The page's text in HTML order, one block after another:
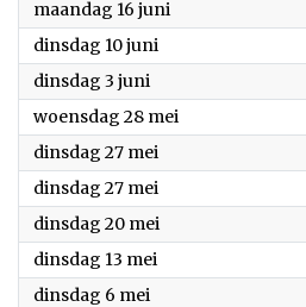
maandag 16 juni
dinsdag 10 juni
dinsdag 3 juni
woensdag 28 mei
dinsdag 27 mei
dinsdag 27 mei
dinsdag 20 mei
dinsdag 13 mei
dinsdag 6 mei